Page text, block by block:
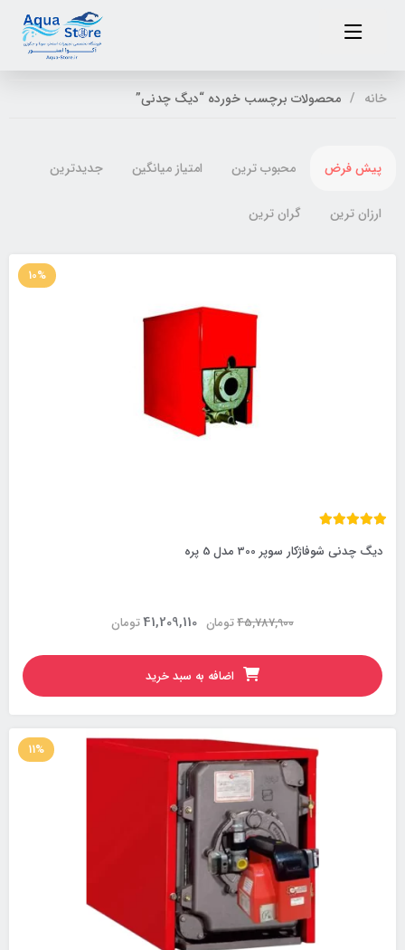
خانه محصولات برچسب خورده “دیگ چدنی”
پیش فرض محبوب ترین امتیاز میانگین جدیدترین
ارزان ترین گران ترین
10%
دیگ چدنی شوفاژکار سوپر 300 مدل 5 پره
تومان45,787,900 تومان41,209,110
اضافه به سبد خرید
11%